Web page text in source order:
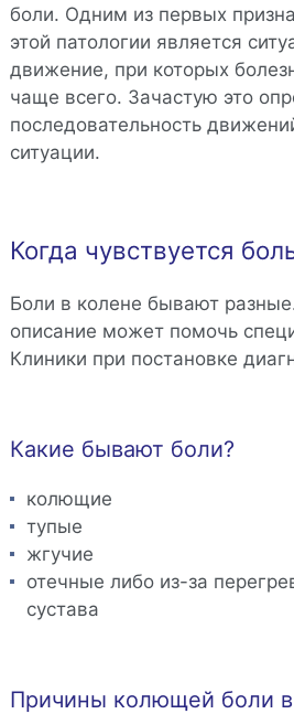
боли. Одним из первых
этой патологии является
движение, при которых
чаще всего. Зачастую это
последовательность
ситуации.
Когда чувствуется
Боли в колене бывают
описание может помочь
Клиники при постановке
Какие бывают боли?
колющие
тупые
жгучие
отечные либо из-за
сустава
Причины колющей боли